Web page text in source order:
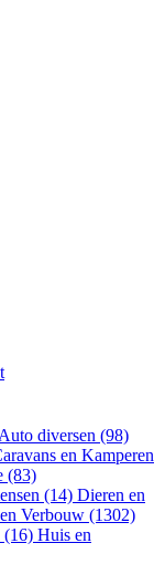
Auto diversen (98)
en Kamperen
(83)
(14) Dieren en
Verbouw (1302)
(16) Huis en